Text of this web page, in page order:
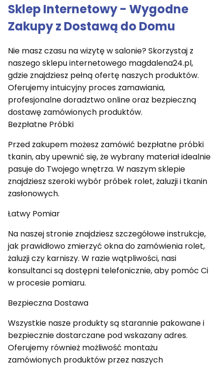
Sklep Internetowy - Wygodne
Zakupy z Dostawą do Domu
Nie masz czasu na wizytę w salonie? Skorzystaj z
naszego sklepu internetowego magdalena24.pl,
gdzie znajdziesz pełną ofertę naszych produktów.
Oferujemy intuicyjny proces zamawiania,
profesjonalne doradztwo online oraz bezpieczną
dostawę zamówionych produktów.
Bezpłatne Próbki
Przed zakupem możesz zamówić bezpłatne próbki
tkanin, aby upewnić się, że wybrany materiał idealnie
pasuje do Twojego wnętrza. W naszym sklepie
znajdziesz szeroki wybór próbek rolet, żaluzji i tkanin
zasłonowych.
Łatwy Pomiar
Na naszej stronie znajdziesz szczegółowe instrukcje,
jak prawidłowo zmierzyć okna do zamówienia rolet,
żaluzji czy karniszy. W razie wątpliwości, nasi
konsultanci są dostępni telefonicznie, aby pomóc Ci
w procesie pomiaru.
Bezpieczna Dostawa
Wszystkie nasze produkty są starannie pakowane i
bezpiecznie dostarczane pod wskazany adres.
Oferujemy również możliwość montażu
zamówionych produktów przez naszych